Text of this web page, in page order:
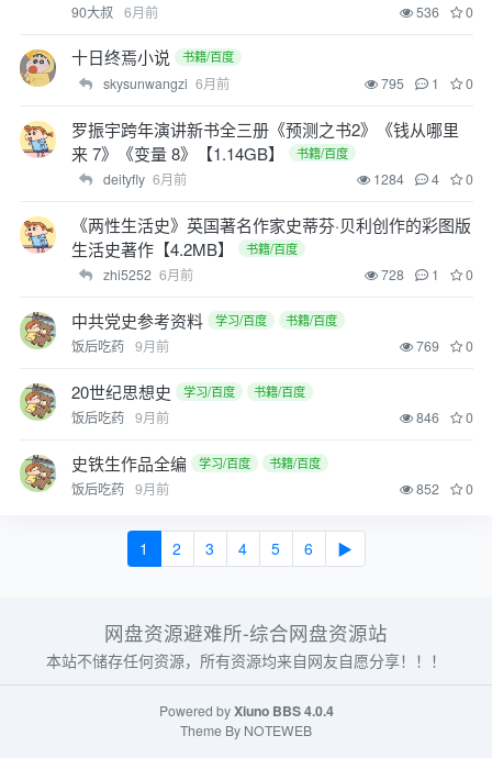
90大叔 6月前 536 0
十日终焉小说 书籍/百度
skysunwangzi 6月前 795 1 0
罗振宇跨年演讲新书全三册《预测之书2》《钱从哪里
来 7》《变量 8》【1.14GB】
书籍/百度
deityfly 6月前 1284 4 0
《两性生活史》英国著名作家史蒂芬·贝利创作的彩图版
生活史著作【4.2MB】
书籍/百度
zhi5252 6月前 728 1 0
中共党史参考资料 学习/百度 书籍/百度
饭后吃药 9月前 769 0
20世纪思想史 学习/百度 书籍/百度
饭后吃药 9月前 846 0
史铁生作品全编 学习/百度 书籍/百度
饭后吃药 9月前 852 0
1 2 3 4 5 6 ▶
网盘资源避难所-综合网盘资源站
本站不储存任何资源，所有资源均来自网友自愿分享！！！
Powered byXiuno BBS4.0.4
Theme By NOTEWEB